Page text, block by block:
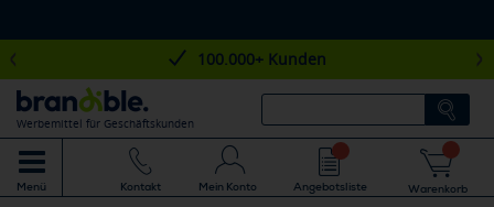
100.000+ Kunden
Werbemittel für Geschäftskunden
Menü Kontakt Mein Konto Angebotsliste Warenkorb